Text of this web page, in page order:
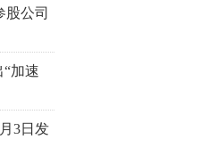
股公司
加速
3日发